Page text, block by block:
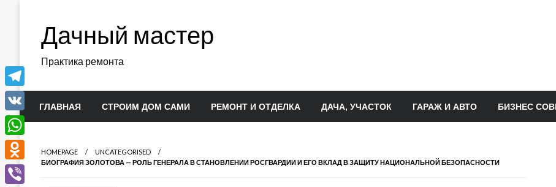
содержимомуДачный мастер
Практика ремонта
ГЛАВНАЯ СТРОИМ ДОМ САМИ РЕМОНТ И ОТДЕЛКА ДАЧА, УЧАСТОК ГАРАЖ И АВТО БИЗНЕС
HOMEPAGE
UNCATEGORISED
БИОГРАФИЯ ЗОЛОТОВА — РОЛЬ ГЕНЕРАЛА В СТАНОВЛЕНИИ РОСГВАРДИИ И ЕГО ВКЛАД В ЗАЩИТУ НАЦИОНАЛЬНОЙ БЕЗОПАСНОСТИ
Telegram
VK
WhatsApp
Odnoklassniki